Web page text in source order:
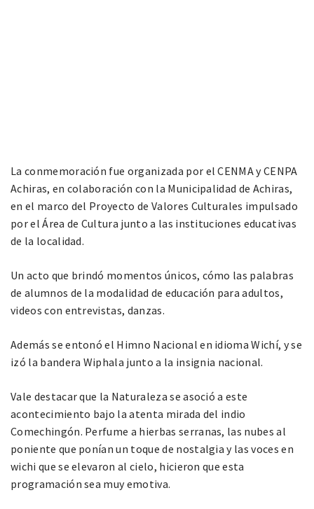
La conmemoración fue organizada por el CENMA y CENPA
Achiras, en colaboración con la Municipalidad de Achiras,
en el marco del Proyecto de Valores Culturales impulsado
por el Área de Cultura junto a las instituciones educativas
de la localidad.
Un acto que brindó momentos únicos, cómo las palabras
de alumnos de la modalidad de educación para adultos,
videos con entrevistas, danzas.
Además se entonó el Himno Nacional en idioma Wichí, y se
izó la bandera Wiphala junto a la insignia nacional.
Vale destacar que la Naturaleza se asoció a este
acontecimiento bajo la atenta mirada del indio
Comechingón. Perfume a hierbas serranas, las nubes al
poniente que ponían un toque de nostalgia y las voces en
wichi que se elevaron al cielo, hicieron que esta
programación sea muy emotiva.